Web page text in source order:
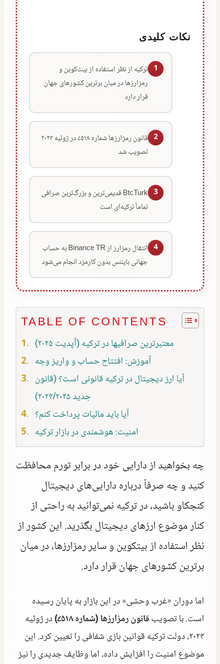
نکات کلیدی
1 ترکیه از نظر استفاده از بیت‌کوین و
رمزارزها در میان برترین کشورهای جهان
قرار دارد
2
قانون رمزارزها شماره ۷۵۱۸ در ژوئیه ۲۰۲۴
تصویب شد
3
BtcTurk قدیمی‌ترین و بزرگ‌ترین صرافی
تماماً ترکیه‌ای است
4
انتقال رمزارز از Binance TR به حساب
جهانی بایننس بدون کارمزد انجام می‌شود
TABLE OF CONTENTS
معتبرترین صرافیها در ترکیه (آپدیت ۲۰۲۵)
آموزش: افتتاح حساب و واریز وجه
آیا ارز دیجیتال در ترکیه قانونی است؟ (قانون
جدید ۲۰۲۴/۲۰۲۵)
آیا باید مالیات پرداخت کنم؟
امنیت: هوشمندی در بازار ترکیه
چه بخواهید از دارایی خود در برابر تورم محافظت
کنید و چه صرفاً درباره دارایی‌های دیجیتال
کنجکاو باشید، در ترکیه نمی‌توانید به راحتی از
کنار موضوع ارزهای دیجیتال بگذرید. این کشور از
نظر استفاده از بیتکوین و سایر رمزارزها، در میان
برترین کشورهای جهان قرار دارد.
اما دوران «غرب وحشی» در این بازار به پایان رسیده
است. با تصویبقانون رمزارزها (شماره ۷۵۱۸)
در ژوئیه
۲۰۲۴، دولت ترکیه قوانین بازی شفافی را تعیین کرد. این
موضوع امنیت را افزایش داده، اما وظایف جدیدی را نیز